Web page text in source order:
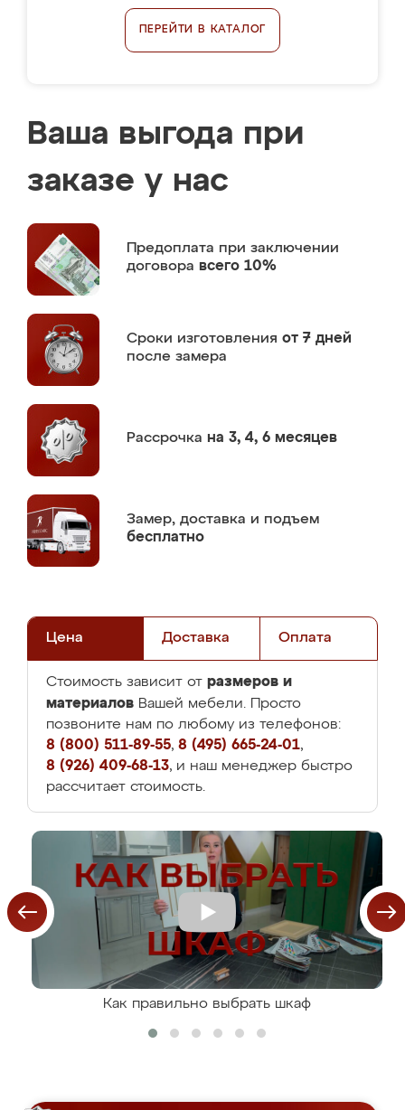
ПЕРЕЙТИ В КАТАЛОГ
Ваша выгода при
заказе у нас
Предоплата при заключении
договора всего 10%
Сроки изготовления от 7 дней
после замера
Рассрочка на 3, 4, 6 месяцев
Замер, доставка и подъем
бесплатно
Цена Доставка Оплата
Стоимость зависит от размеров и
материалов Вашей мебели. Просто
позвоните нам по любому из телефонов:
8 (800) 511-89-55, 8 (495) 665-24-01,
8 (926) 409-68-13, и наш менеджер быстро
рассчитает стоимость.
Как правильно выбрать шкаф